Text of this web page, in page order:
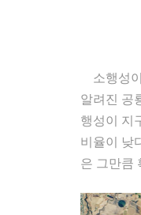
소행성이
알려진 공
행성이 지
비율이 낮
은 그만큼